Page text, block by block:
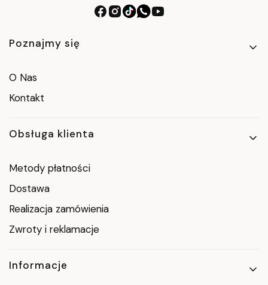
Linki w stopce
Poznajmy się
O Nas
Kontakt
Obsługa klienta
Metody płatności
Dostawa
Realizacja zamówienia
Zwroty i reklamacje
Informacje